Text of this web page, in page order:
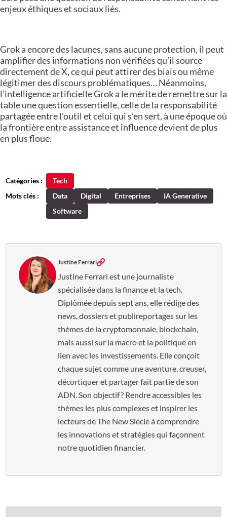
enjeux éthiques et sociaux liés.
Grok a encore des lacunes, sans aucune protection, il peut
amplifier des informations non vérifiées qu’il source
directement de X, ce qui peut attirer des biais ou même
légitimer des discours problématiques…Néanmoins,
l’intelligence artificielle Grok a le mérite de remettre sur la
table une question essentielle, celle de la responsabilité
partagée entre l’outil et celui qui s’en sert, à une époque où
la frontière entre assistance et influence devient de plus
en plus floue.
Catégories :
Tech
Mots clés :
Data Digital Entreprises
IA Generative
Software
Justine Ferrari
Justine Ferrari est une journaliste
spécialisée dans la finance et la tech.
Diplômée depuis sept ans, elle rédige des
news, dossiers et publireportages sur les
thèmes de la cryptomonnaie, blockchain,
mais aussi sur la macro et la politique en
lien avec les investissements. Elle conçoit
chaque sujet comme une aventure, creuser,
décortiquer et partager fait partie de son
ADN. Son objectif ? Rendre accessibles les
thèmes les plus complexes et inspirer les
lecteurs de The New Siècle à comprendre
les innovations et stratégies qui façonnent
notre quotidien financier.